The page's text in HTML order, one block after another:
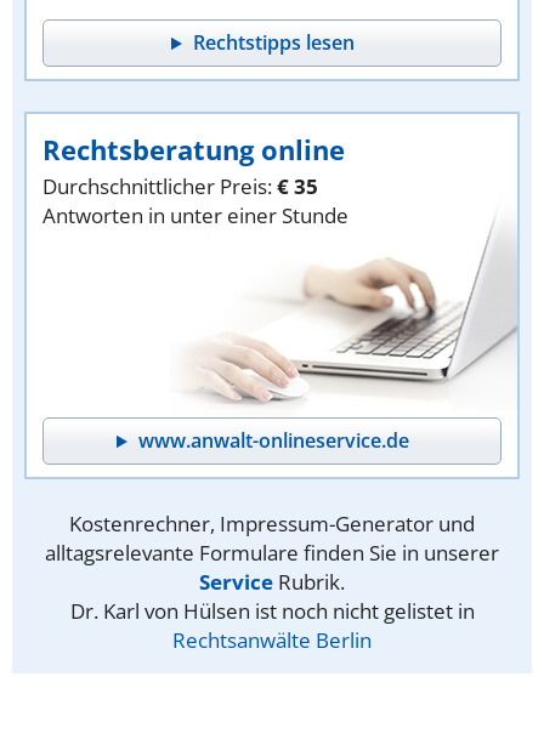
Rechtstipps lesen
Rechtsberatung online
Durchschnittlicher Preis:€ 35
Antworten in unter einer Stunde
www.anwalt-onlineservice.de
Kostenrechner, Impressum-Generator und
alltagsrelevante Formulare finden Sie in unserer
Service Rubrik.
Dr. Karl von Hülsen ist noch nicht gelistet in
Rechtsanwälte Berlin